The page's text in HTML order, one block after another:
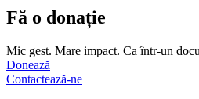
Fă o donație
Mic gest. Mare impact. Ca într-un
Donează
Contactează-ne